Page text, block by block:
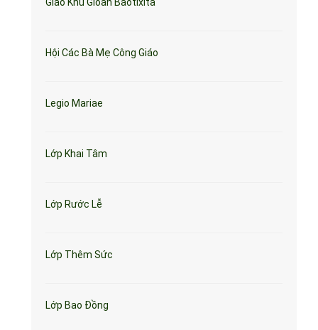
Giáo Khu Gioan Baotixita
Hội Các Bà Mẹ Công Giáo
Legio Mariae
Lớp Khai Tâm
Lớp Rước Lễ
Lớp Thêm Sức
Lớp Bao Đồng